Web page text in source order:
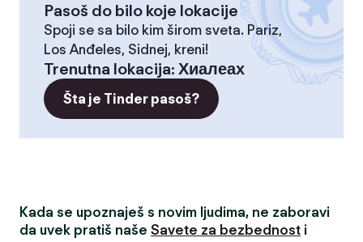
Pasoš do bilo koje lokacije
Spoji se sa bilo kim širom sveta. Pariz,
Los Anđeles, Sidnej, kreni!
Trenutna lokacija: Хиалеах
Šta je Tinder pasoš?
Kada se upoznaješ s novim ljudima, ne zaboravi
da uvek pratiš naše Savete za bezbednost i